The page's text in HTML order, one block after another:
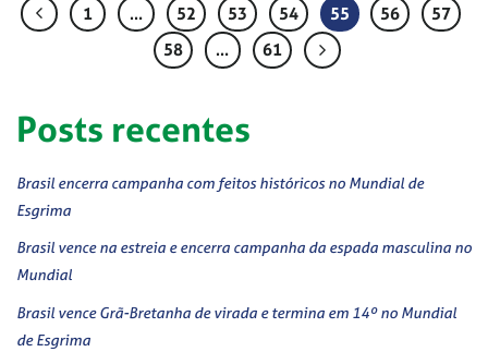
1 … 52 53 54 55 56
57
58
… 61
Posts recentes
Brasil encerra campanha com feitos históricos no Mundial de
Esgrima
Brasil vence na estreia e encerra campanha da espada masculina no
Mundial
Brasil vence Grã-Bretanha de virada e termina em 14º no Mundial
de Esgrima